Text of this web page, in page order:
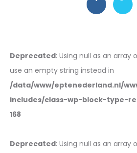
Deprecated: Using null as an
use an empty string instead in
/data/www/eptenederland.nl/
includes/class-wp-block-type-
168
Deprecated: Using null as an